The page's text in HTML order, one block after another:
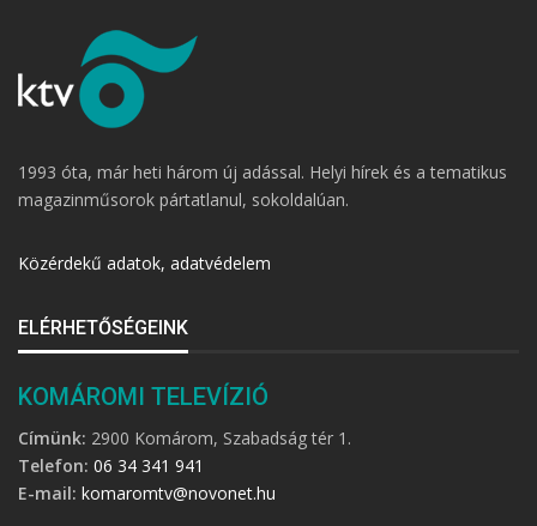
1993 óta, már heti három új adással. Helyi hírek és a tematikus
magazinműsorok pártatlanul, sokoldalúan.
Közérdekű adatok, adatvédelem
ELÉRHETŐSÉGEINK
KOMÁROMI TELEVÍZIÓ
Címünk: 2900 Komárom, Szabadság tér 1.
Telefon: 06 34 341 941
E-mail: komaromtv@novonet.hu